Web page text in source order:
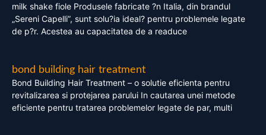
milk shake fiole Produsele fabricate ?n Italia, din brandul
„Sereni Capelli”, sunt solu?ia ideal? pentru problemele legate
de p?r. Acestea au capacitatea de a readuce
bond building hair treatment
Bond Building Hair Treatment – o solutie eficienta pentru
revitalizarea si protejarea parului In cautarea unei metode
eficiente pentru tratarea problemelor legate de par, multi